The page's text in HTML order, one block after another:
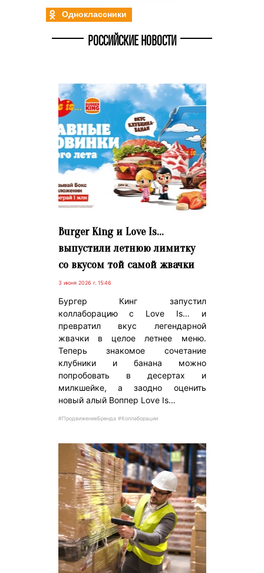
Одноклассники
РОССИЙСКИЕ НОВОСТИ
Burger King и Love Is…
выпустили летнюю лимитку
со вкусом той самой жвачки
3 июня 2026 г. 15:46
Бургер Кинг запустил
коллаборацию с Love Is… и
превратил вкус легендарной
жвачки в целое летнее меню.
Теперь знакомое сочетание
клубники и банана можно
попробовать в десертах и
милкшейке, а заодно оценить
новый алый Воппер Love Is…
#ПродвижениеБренда #Коллаборации